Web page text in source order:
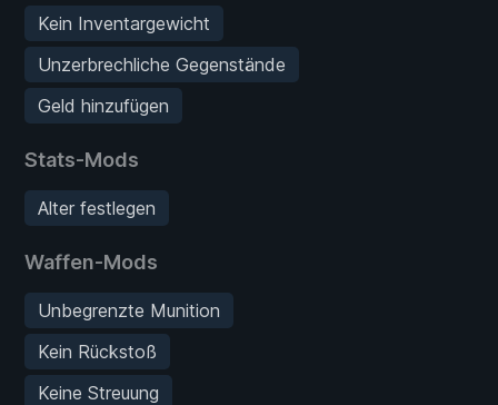
Kein Inventargewicht
Unzerbrechliche Gegenstände
Geld hinzufügen
Stats-Mods
Alter festlegen
Waffen-Mods
Unbegrenzte Munition
Kein Rückstoß
Keine Streuung